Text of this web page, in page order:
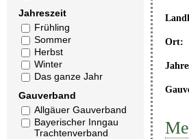
Jahreszeit
Frühling
Sommer
Herbst
Winter
Das ganze Jahr
Gauverband
Allgäuer Gauverband
Bayerischer Inngau
Trachtenverband
Ort: